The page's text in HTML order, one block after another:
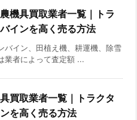
機具買取業者一覧｜トラ
インを高く売る方法
バイン、田植え機、耕運機、除雪
業者によって査定額 ...
買取業者一覧｜トラクタ
を高く売る方法